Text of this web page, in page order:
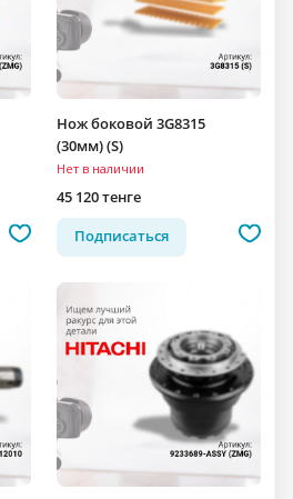
Нож боковой 3G8315
(30мм) (S)
Нет в наличии
45 120 тенге
Подписаться